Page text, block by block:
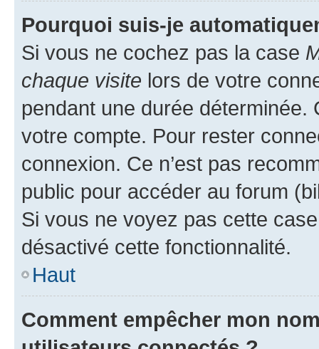
Pourquoi suis-je
Si vous ne cochez pas la case
chaque visite lors de votre
pendant une durée déterminée.
votre compte. Pour rester
connexion. Ce n’est pas
public pour accéder au forum
Si vous ne voyez pas cette
désactivé cette fonctionnalité.
Haut
Comment empêcher mon